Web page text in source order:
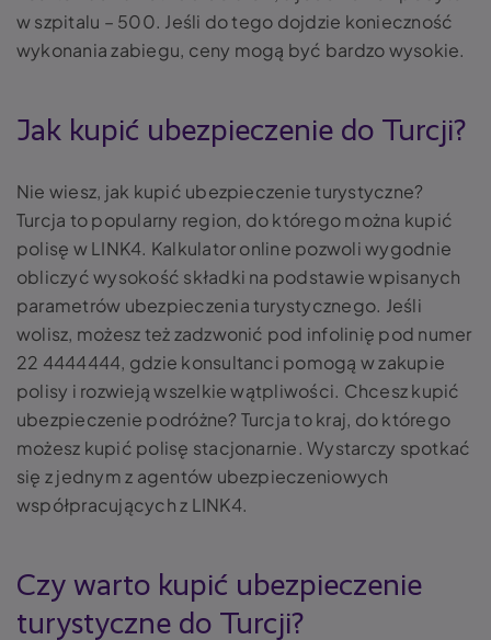
w szpitalu – 500. Jeśli do tego dojdzie konieczność
wykonania zabiegu, ceny mogą być bardzo wysokie.
Jak kupić ubezpieczenie do Turcji?
Nie wiesz, jak kupić ubezpieczenie turystyczne?
Turcja to popularny region, do którego można kupić
polisę w LINK4. Kalkulator online pozwoli wygodnie
obliczyć wysokość składki na podstawie wpisanych
parametrów ubezpieczenia turystycznego. Jeśli
wolisz, możesz też zadzwonić pod infolinię pod numer
22 4444444, gdzie konsultanci pomogą w zakupie
polisy i rozwieją wszelkie wątpliwości. Chcesz kupić
ubezpieczenie podróżne? Turcja to kraj, do którego
możesz kupić polisę stacjonarnie. Wystarczy spotkać
się z jednym z agentów ubezpieczeniowych
współpracujących z LINK4.
Czy warto kupić ubezpieczenie
turystyczne do Turcji?